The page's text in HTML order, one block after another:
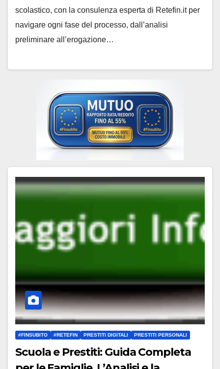
scolastico, con la consulenza esperta di Retefin.it per
navigare ogni fase del processo, dall’analisi
preliminare all’erogazione…
#FINSUBITO #RETEFIN PRESTITI DIGITALI PRESTITI PERSONALI
Scuola e Prestiti: Guida Completa